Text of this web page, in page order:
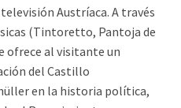
Austríaca. A través
(Tintoretto, Pantoja de
ofrece al visitante un
del Castillo
en la historia política,